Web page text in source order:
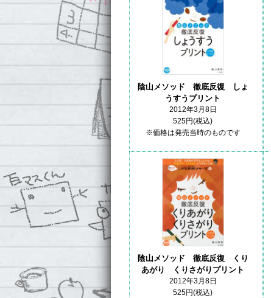
陰山メソッド 徹底反復 しょ
うすうプリント
2012年3月8日
525円(税込)
※価格は発売当時のものです
陰山メソッド 徹底反復 くり
あがり くりさがりプリント
2012年3月8日
525円(税込)